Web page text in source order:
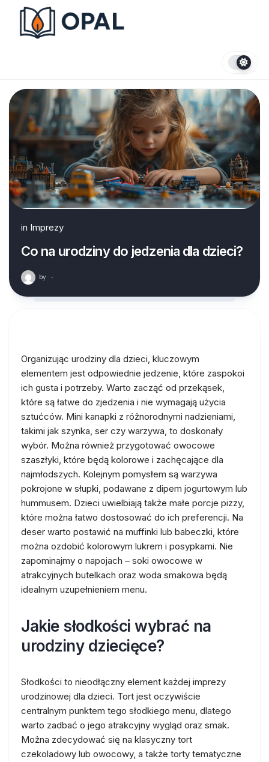
content
in Imprezy
Co na urodziny do jedzenia dla dzieci?
by ·
Organizując urodziny dla dzieci, kluczowym
elementem jest odpowiednie jedzenie, które zaspokoi
ich gusta i potrzeby. Warto zacząć od przekąsek,
które są łatwe do zjedzenia i nie wymagają użycia
sztućców. Mini kanapki z różnorodnymi nadzieniami,
takimi jak szynka, ser czy warzywa, to doskonały
wybór. Można również przygotować owocowe
szaszłyki, które będą kolorowe i zachęcające dla
najmłodszych. Kolejnym pomysłem są warzywa
pokrojone w słupki, podawane z dipem jogurtowym lub
hummusem. Dzieci uwielbiają także małe porcje pizzy,
które można łatwo dostosować do ich preferencji. Na
deser warto postawić na muffinki lub babeczki, które
można ozdobić kolorowym lukrem i posypkami. Nie
zapominajmy o napojach – soki owocowe w
atrakcyjnych butelkach oraz woda smakowa będą
idealnym uzupełnieniem menu.
Jakie słodkości wybrać na
urodziny dziecięce?
Słodkości to nieodłączny element każdej imprezy
urodzinowej dla dzieci. Tort jest oczywiście
centralnym punktem tego słodkiego menu, dlatego
warto zadbać o jego atrakcyjny wygląd oraz smak.
Można zdecydować się na klasyczny tort
czekoladowy lub owocowy, a także torty tematyczne